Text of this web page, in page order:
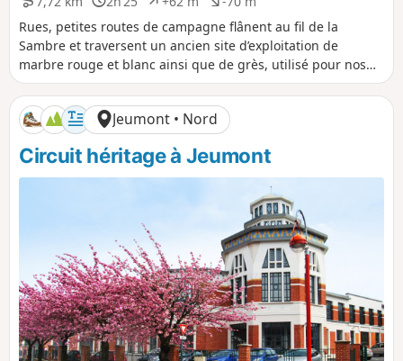
D
i
s
t
a
n
c
e
D
u
r
é
e
D
é
n
i
v
e
l
é
p
o
s
f
D
é
n
i
v
e
l
é
n
é
g
Rues, petites routes de campagne flânent au fil de la
Sambre et traversent un ancien site d’exploitation de
marbre rouge et blanc ainsi que de grès, utilisé pour nos
chers pavés du Nord.
Jeumont • Nord
Circuit héritage à Jeumont